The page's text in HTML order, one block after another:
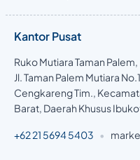
Kantor Pusat
Ruko Mutiara Taman Palem,
Jl. Taman Palem Mutiara
Cengkareng Tim.,
Barat, Daerah Khusus
+62 21 5694 5403 •